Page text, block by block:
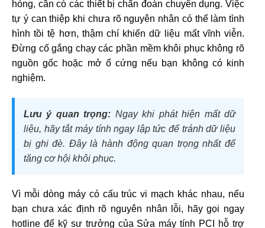
hỏng, cần có các thiết bị chẩn đoán chuyên dụng. Việc
tự ý can thiệp khi chưa rõ nguyên nhân có thể làm tình
hình tồi tệ hơn, thậm chí khiến dữ liệu mất vĩnh viễn.
Đừng cố gắng chạy các phần mềm khôi phục không rõ
nguồn gốc hoặc mở ổ cứng nếu bạn không có kinh
nghiệm.
Lưu ý quan trọng: Ngay khi phát hiện mất dữ
liệu, hãy tắt máy tính ngay lập tức để tránh dữ liệu
bị ghi đè. Đây là hành động quan trọng nhất để
tăng cơ hội khôi phục.
Vì mỗi dòng máy có cấu trúc vi mạch khác nhau, nếu
bạn chưa xác định rõ nguyên nhân lỗi, hãy gọi ngay
hotline để kỹ sư trưởng của Sửa máy tính PCI hỗ trợ